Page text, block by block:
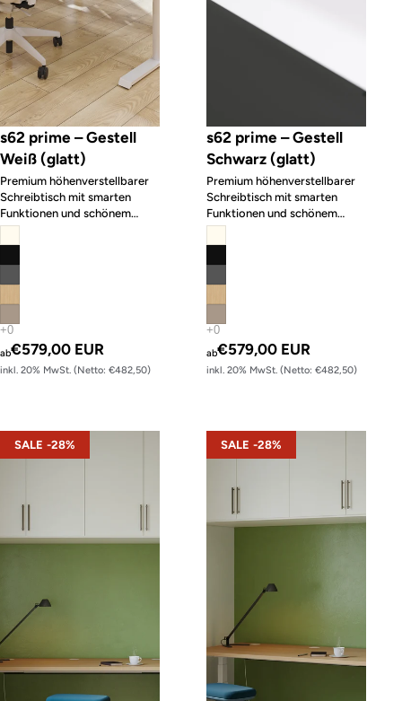
s62 prime – Gestell
Weiß (glatt)
Premium höhenverstellbarer
Schreibtisch mit smarten
Funktionen und schönem
Design
ab€579,00 EUR
inkl. 20% MwSt. (Netto: €482,50)
s62 prime – Gestell
Schwarz (glatt)
Premium höhenverstellbarer
Schreibtisch mit smarten
Funktionen und schönem
Design
ab€579,00 EUR
inkl. 20% MwSt. (Netto: €482,50)
s22 – Gestell Schwarz (glatt)
SALE -28% s22 – Gestell Weiß (glatt)
SALE -28%